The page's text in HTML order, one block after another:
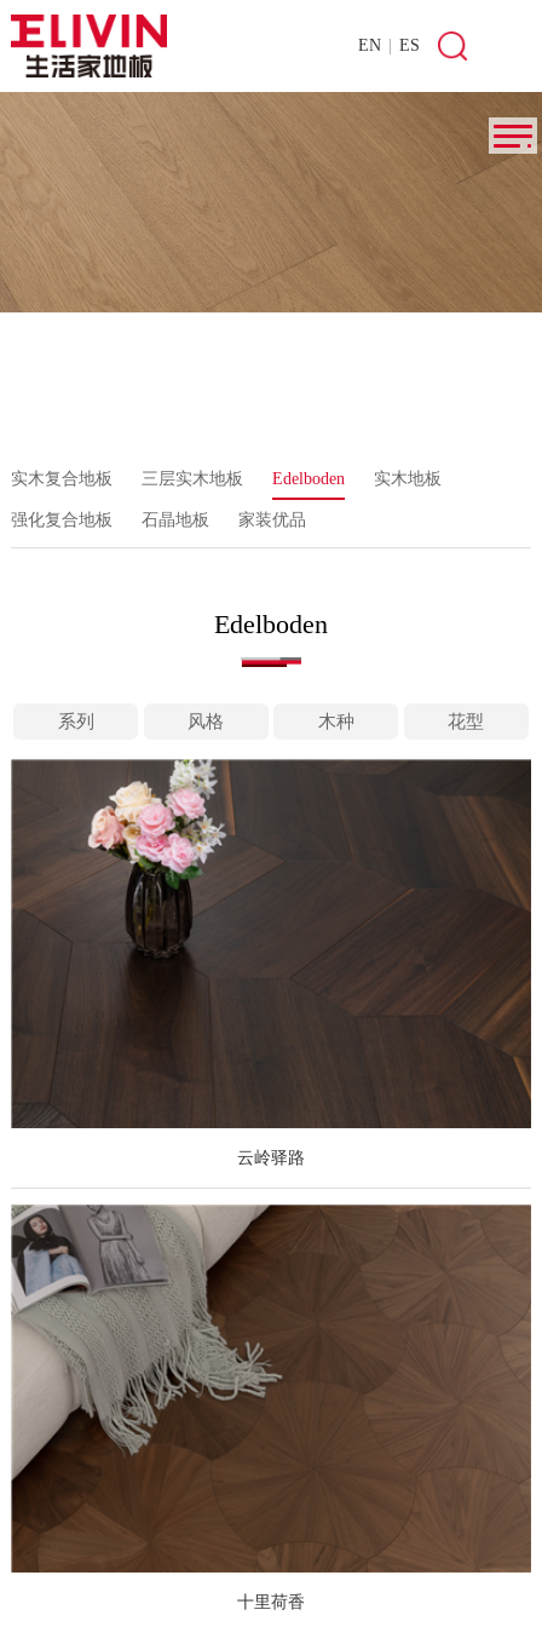
EN ES
实木复合地板 三层实木地板 Edelboden 实木地板
强化复合地板 石晶地板 家装优品
Edelboden
系列 风格 木种 花型
云岭驿路
十里荷香